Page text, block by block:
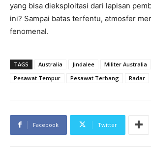
yang bisa dieksploitasi dari lapisan
ini? Sampai batas terfentu, atmosfer
fenomenal.
TAGS Australia Jindalee Militer Australia
Pesawat Tempur
Pesawat Terbang Radar
Facebook Twitter